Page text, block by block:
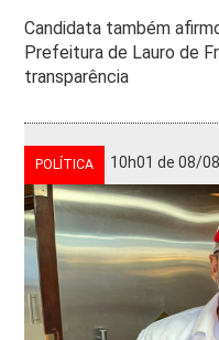
Candidata também
Prefeitura de Lauro de
transparência
POLÍTICA 10h01 de 08/